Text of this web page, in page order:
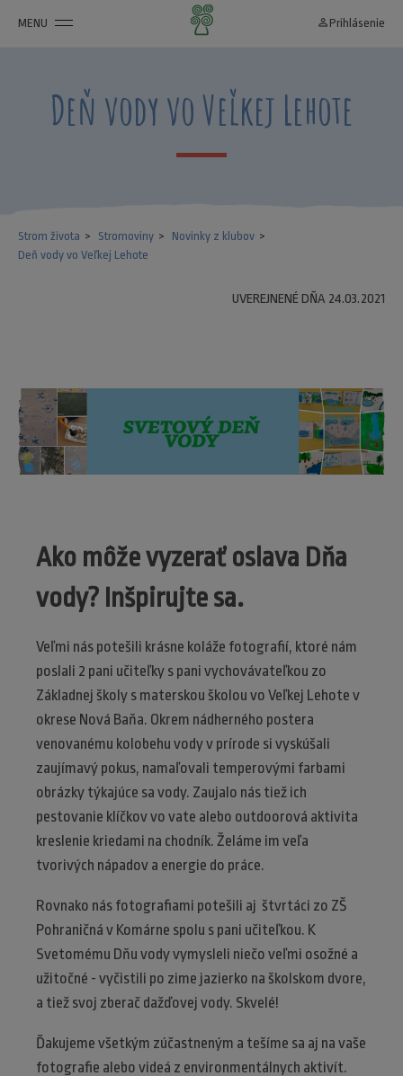
MENU person_outline Prihlásenie
Deň vody vo Veľkej Lehote
Strom života Stromoviny
Novinky z klubov
Deň vody vo Veľkej Lehote
UVEREJNENÉ DŇA 24.03.2021
Ako môže vyzerať oslava Dňa
vody? Inšpirujte sa.
Veľmi nás potešili krásne koláže fotografií, ktoré nám
poslali 2 pani učiteľky s pani vychovávateľkou zo
Základnej školy s materskou školou vo Veľkej Lehote v
okrese Nová Baňa. Okrem nádherného postera
venovanému kolobehu vody v prírode si vyskúšali
zaujímavý pokus, namaľovali temperovými farbami
obrázky týkajúce sa vody. Zaujalo nás tiež ich
pestovanie klíčkov vo vate alebo outdoorová aktivita
kreslenie kriedami na chodník. Želáme im veľa
tvorivých nápadov a energie do práce.
Rovnako nás fotografiami potešili aj štvrtáci zo ZŠ
Pohraničná v Komárne spolu s pani učiteľkou. K
Svetomému Dňu vody vymysleli niečo veľmi osožné a
užitočné - vyčistili po zime jazierko na školskom dvore,
a tiež svoj zberač dažďovej vody. Skvelé!
Ďakujeme všetkým zúčastneným a tešíme sa aj na vaše
fotografie alebo videá z environmentálnych aktivít.